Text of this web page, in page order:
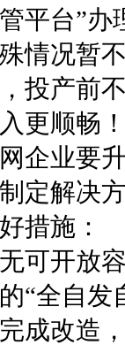
平台”办
情况暂
投产前
更顺畅
企业要
定解决
措施：
可开放
“全自发
成改造